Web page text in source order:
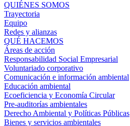
QUIÉNES SOMOS
Trayectoria
Equipo
Redes y alianzas
QUÉ HACEMOS
Áreas de acción
Responsabilidad Social Empresarial
Voluntariado corporativo
Comunicación e información ambiental
Educación ambiental
Ecoeficiencia y Economía Circular
Pre-auditorías ambientales
Derecho Ambiental y Políticas Públicas
Bienes y servicios ambientales